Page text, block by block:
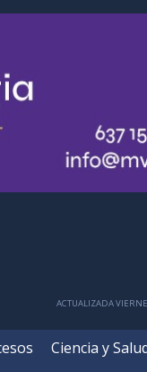
ACTUALIZADA
Ciencia y